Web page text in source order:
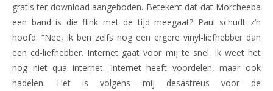
gratis ter download aangeboden. Betekent dat dat Morcheeba
een band is die flink met de tijd meegaat? Paul schudt z’n
hoofd: “Nee, ik ben zelfs nog een ergere vinyl-liefhebber dan
een cd-liefhebber. Internet gaat voor mij te snel. Ik weet het
nog niet qua internet. Internet heeft voordelen, maar ook
nadelen. Het is volgens mij desastreus voor de